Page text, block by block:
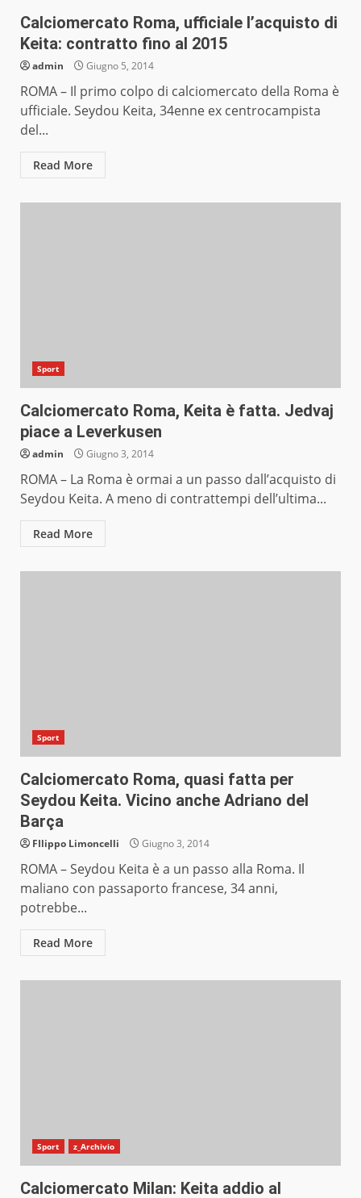
Calciomercato Roma, ufficiale l’acquisto di
Keita: contratto fino al 2015
admin Giugno 5, 2014
ROMA – Il primo colpo di calciomercato della Roma è
ufficiale. Seydou Keita, 34enne ex centrocampista
del...
Read More
Sport
Calciomercato Roma, Keita è fatta. Jedvaj
piace a Leverkusen
admin Giugno 3, 2014
ROMA – La Roma è ormai a un passo dall’acquisto di
Seydou Keita. A meno di contrattempi dell’ultima...
Read More
Sport
Calciomercato Roma, quasi fatta per
Seydou Keita. Vicino anche Adriano del
Barça
FIlippo Limoncelli Giugno 3, 2014
ROMA – Seydou Keita è a un passo alla Roma. Il
maliano con passaporto francese, 34 anni,
potrebbe...
Read More
Sport z_Archivio
Calciomercato Milan: Keita addio al